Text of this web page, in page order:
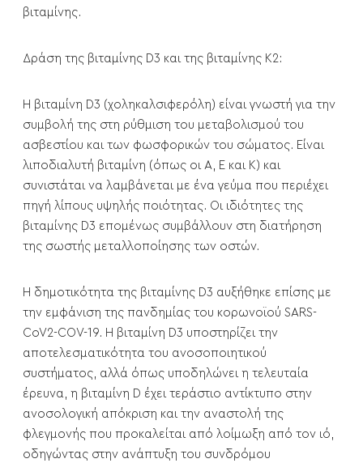
βιταμίνης.
Δράση της βιταμίνης D3 και της βιταμίνης Κ2:
Η βιταμίνη D3 (χοληκαλσιφερόλη) είναι γνωστή για την
συμβολή της στη ρύθμιση του μεταβολισμού του
ασβεστίου και των φωσφορικών του σώματος. Είναι
λιποδιαλυτή βιταμίνη (όπως οι Α, Ε και Κ) και
συνιστάται να λαμβάνεται με ένα γεύμα που περιέχει
πηγή λίπους υψηλής ποιότητας. Οι ιδιότητες της
βιταμίνης D3 επομένως συμβάλλουν στη διατήρηση
της σωστής μεταλλοποίησης των οστών.
Η δημοτικότητα της βιταμίνης D3 αυξήθηκε επίσης με
την εμφάνιση της πανδημίας του κορωνοϊού SARS-
CoV2-COV-19. Η βιταμίνη D3 υποστηρίζει την
αποτελεσματικότητα του ανοσοποιητικού
συστήματος, αλλά όπως υποδηλώνει η τελευταία
έρευνα, η βιταμίνη D έχει τεράστιο αντίκτυπο στην
ανοσολογική απόκριση και την αναστολή της
φλεγμονής που προκαλείται από λοίμωξη από τον ιό,
οδηγώντας στην ανάπτυξη του συνδρόμου